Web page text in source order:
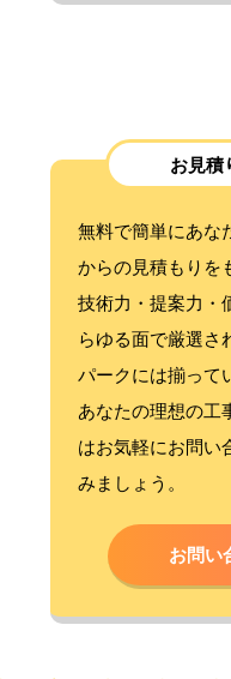
お見積
無料で簡単にあな
からの見積もりを
技術力・提案力・
らゆる面で厳選さ
パークには揃って
あなたの理想の工
はお気軽にお問い
みましょう。
お問い